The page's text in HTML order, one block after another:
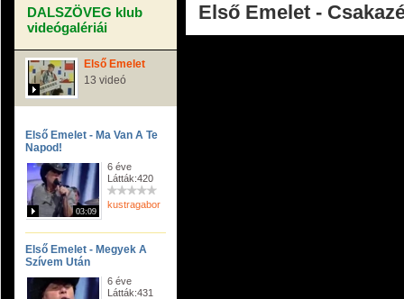
DALSZÖVEG klub
videógalériái
Első Emelet
13 videó
Első Emelet - Ma Van A Te
Napod!
03:09
6 éve
Látták:420
kustragabor
Első Emelet - Megyek A
Szívem Után
6 éve
Látták:431
Első Emelet -